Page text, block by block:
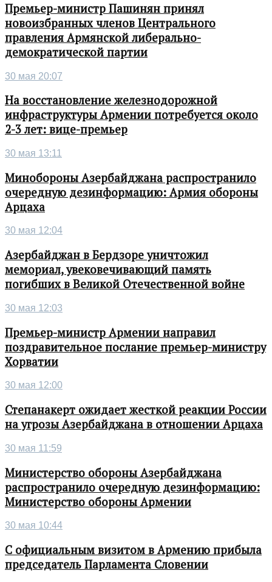
Премьер-министр Пашинян принял
новоизбранных членов Центрального
правления Армянской либерально-
демократической партии
30 мая 20:07
На восстановление железнодорожной
инфраструктуры Армении потребуется около
2-3 лет: вице-премьер
30 мая 13:11
Минобороны Азербайджана распространило
очередную дезинформацию: Армия обороны
Арцаха
30 мая 12:04
Азербайджан в Бердзоре уничтожил
мемориал, увековечивающий память
погибших в Великой Отечественной войне
30 мая 12:03
Премьер-министр Армении направил
поздравительное послание премьер-министру
Хорватии
30 мая 12:00
Степанакерт ожидает жесткой реакции России
на угрозы Азербайджана в отношении Арцаха
30 мая 11:59
Министерство обороны Азербайджана
распространило очередную дезинформацию:
Министерство обороны Армении
30 мая 10:44
С официальным визитом в Армению прибыла
председатель Парламента Словении